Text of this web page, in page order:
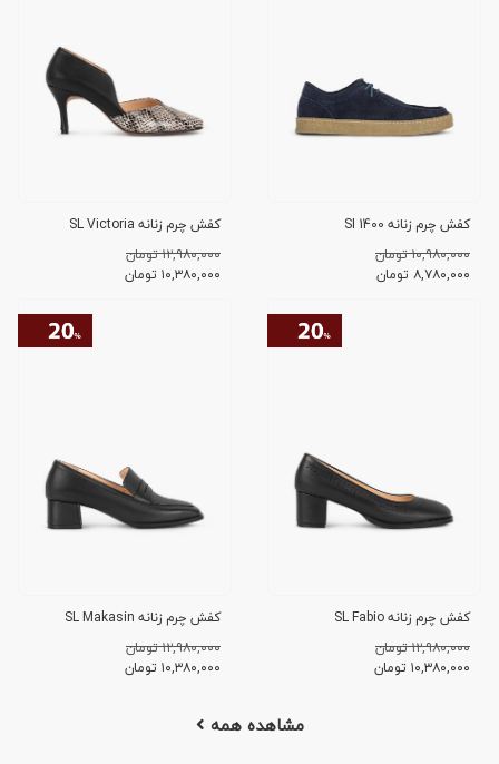
کفش چرم زنانه SI 1400
۱۰,۹۸۰,۰۰۰ تومان
۸,۷۸۰,۰۰۰ تومان
کفش چرم زنانه SL Victoria
۱۲,۹۸۰,۰۰۰ تومان
۱۰,۳۸۰,۰۰۰ تومان
کفش چرم زنانه SL Fabio
۱۲,۹۸۰,۰۰۰ تومان
۱۰,۳۸۰,۰۰۰ تومان
کفش چرم زنانه SL Makasin
۱۲,۹۸۰,۰۰۰ تومان
۱۰,۳۸۰,۰۰۰ تومان
مشاهده همه